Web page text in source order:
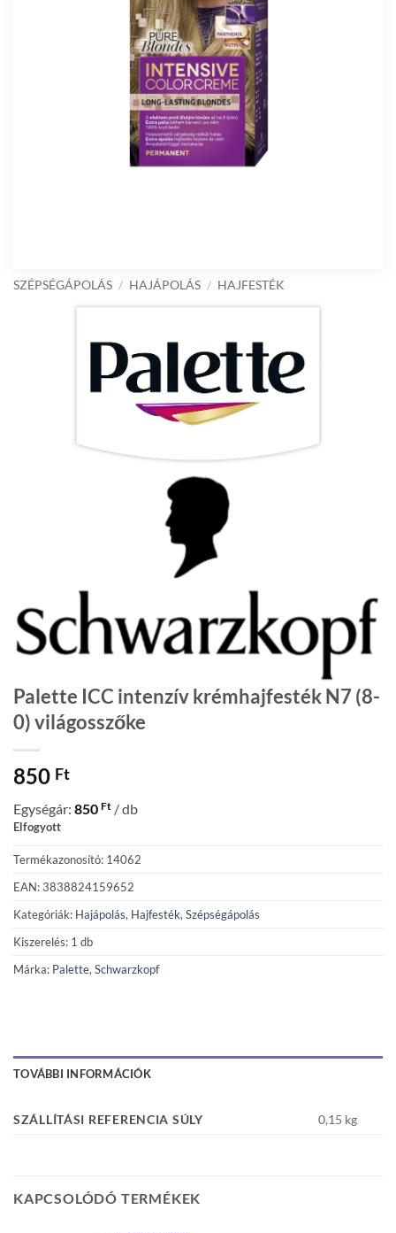
SZÉPSÉGÁPOLÁS / HAJÁPOLÁS / HAJFESTÉK
Palette ICC intenzív krémhajfesték N7 (8-
0) világosszőke
850 Ft
Egységár: 850 Ft / db
Elfogyott
Termékazonosító: 14062
EAN: 3838824159652
Kategóriák: Hajápolás, Hajfesték, Szépségápolás
Kiszerelés: 1 db
Márka: Palette, Schwarzkopf
TOVÁBBI INFORMÁCIÓK
SZÁLLÍTÁSI REFERENCIA SÚLY 0,15 kg
KAPCSOLÓDÓ TERMÉKEK